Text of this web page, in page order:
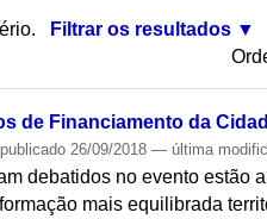
Filtrar os resultados
de Financiamento da
publicado 26/09/2018— última
debatidos no evento
mais equilibrada